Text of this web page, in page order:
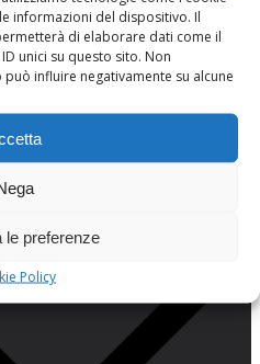
informazioni del dispositivo. Il
di elaborare dati come il
unici su questo sito. Non
influire negativamente su alcune
le preferenze
Policy
i siti web)